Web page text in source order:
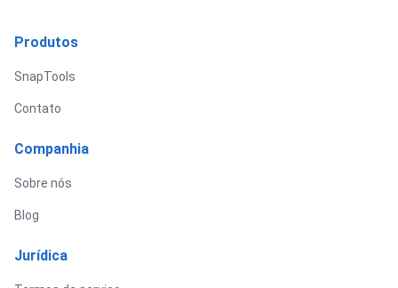
Produtos
SnapTools
Contato
Companhia
Sobre nós
Blog
Jurídica